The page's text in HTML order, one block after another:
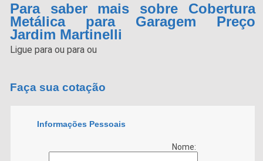
Para saber mais sobre Cobertura
Metálica para Garagem Preço
Jardim Martinelli
Ligue paraou paraou
Faça sua cotação
Informações Pessoais
Nome: